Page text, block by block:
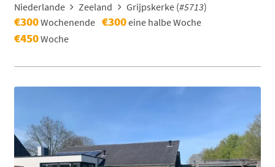
Niederlande
Zeeland Grijpskerke (#5713)
€300Wochenende €300eine halbe Woche
€450Woche